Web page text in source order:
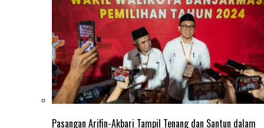
Pasangan Arifin-Akbari Tampil Tenang dan Santun dalam